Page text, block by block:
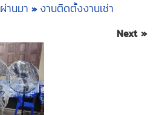
านมา » งานติดตั้งงานเช่า
Next »